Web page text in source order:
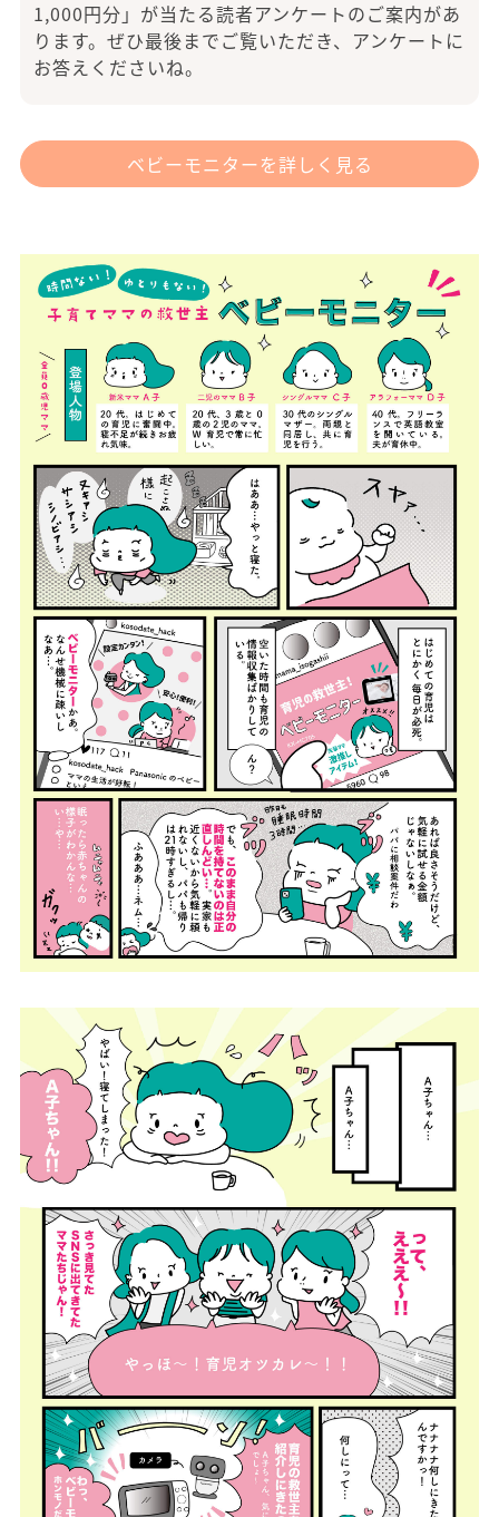
1,000円分」が当たる読者アンケートのご案内があ
ります。ぜひ最後までご覧いただき、アンケートに
お答えくださいね。
ベビーモニターを詳しく見る